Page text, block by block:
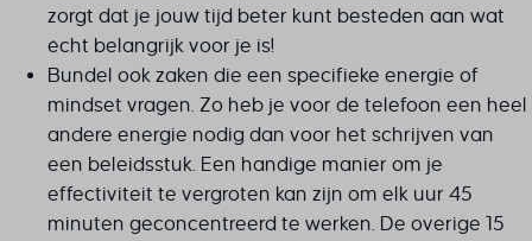
zorgt dat je jouw tijd beter kunt besteden aan wat
écht belangrijk voor je is!
Bundel ook zaken die een specifieke energie of
mindset vragen. Zo heb je voor de telefoon een heel
andere energie nodig dan voor het schrijven van
een beleidsstuk. Een handige manier om je
effectiviteit te vergroten kan zijn om elk uur 45
minuten geconcentreerd te werken. De overige 15